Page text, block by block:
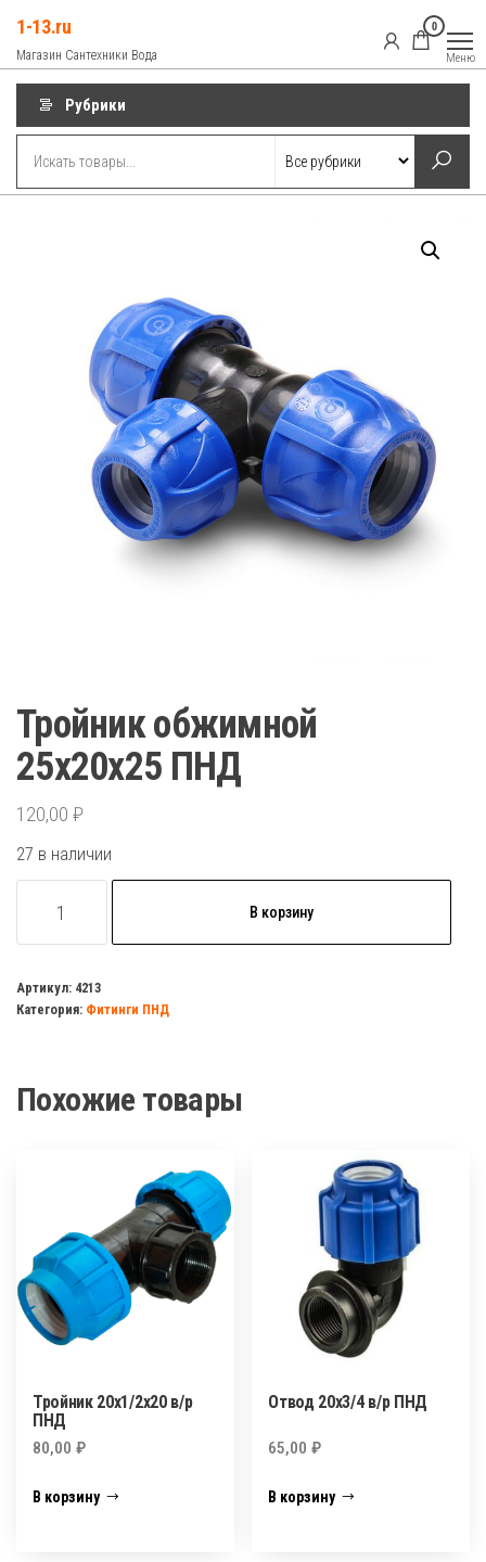
содержимому
1-13.ru
Магазин Сантехники Вода
0
Меню
Рубрики
Тройник обжимной
25х20х25 ПНД
120,00 ₽
27 в наличии
товара
обжимной
25х20х25
В корзину
Артикул: 4213
Категория: Фитинги ПНД
Похожие товары
Тройник 20х1/2х20 в/р
ПНД
80,00 ₽
В корзину
Отвод 20х3/4 в/р ПНД
65,00₽
В корзину